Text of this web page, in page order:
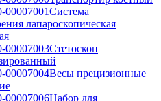
00007001Система
лапароскопическая
00007003Стетоскоп
00007004Весы прецизионные
00007006Набор для